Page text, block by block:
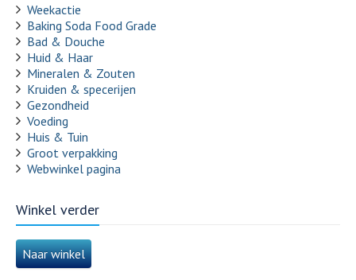
Weekactie
Baking Soda Food Grade
Bad & Douche
Huid & Haar
Mineralen & Zouten
Kruiden & specerijen
Gezondheid
Voeding
Huis & Tuin
Groot verpakking
Webwinkel pagina
Winkel verder
Naar winkel